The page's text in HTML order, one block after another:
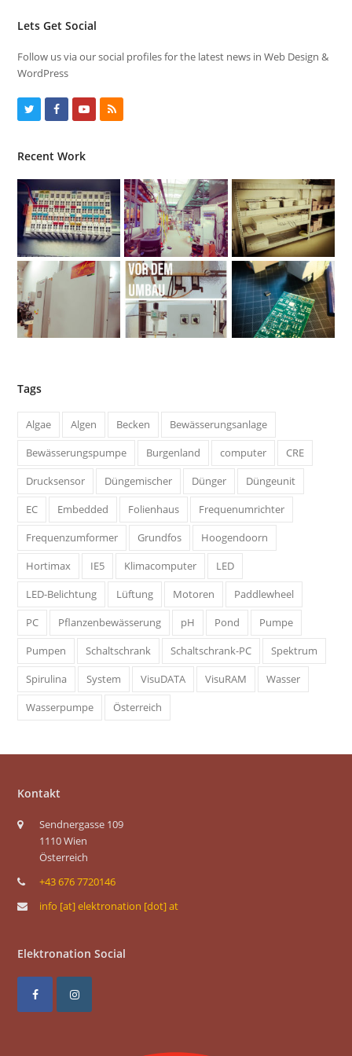
Lets Get Social
Follow us via our social profiles for the latest news in Web Design &
WordPress
i
t
t
e
r
c
e
b
o
k
t
u
b
e
R
Recent Work
Tags
Algae Algen Becken
Bewässerungsanlage
Bewässerungspumpe
Burgenland computer
CRE
Drucksensor
Düngemischer Dünger
Düngeunit
EC
Embedded Folienhaus
Frequenumrichter
Frequenzumformer
Grundfos
Hoogendoorn
Hortimax
IE5 Klimacomputer
LED
LED-Belichtung
Lüftung Motoren
Paddlewheel
PC
Pflanzenbewässerung pH Pond
Pumpe
Pumpen
Schaltschrank Schaltschrank-PC
Spektrum
Spirulina
System VisuDATA VisuRAM
Wasser
Wasserpumpe
Österreich
Kontakt
Sendnergasse 109
1110 Wien
Österreich
+43 676 7720146
info [at] elektronation [dot] at
Elektronation Social
F I